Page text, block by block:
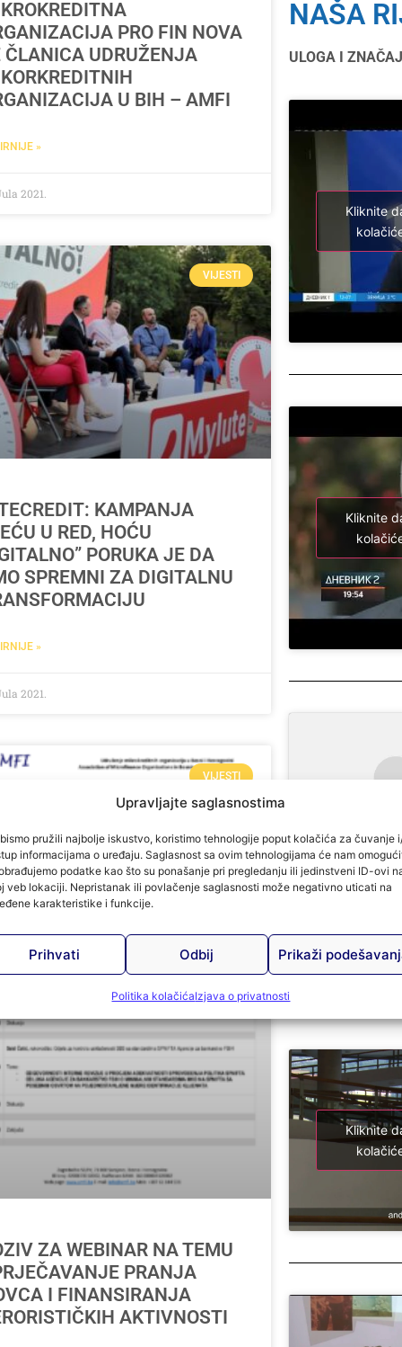
Upravljajte saglasnostima
pružili najbolje iskustvo, koristimo tehnologije poput kolačića za čuvanje
informacijama o uređaju. Saglasnost sa ovim tehnologijama će nam
podatke kao što su ponašanje pri pregledanju ili jedinstveni ID-ovi
veb lokaciji. Nepristanak ili povlačenje saglasnosti može negativno uticati na
karakteristike i funkcije.
Prihvati Odbij Prikaži
Politika kolačićaIzjava o privatnosti
PRO FIN NOVA
ČLANICA UDRUŽENJA
U BIH – AMFI
»
2021.
VIJESTI
KAMPANJA
U RED, HOĆU
PORUKA JE DA
SPREMNI ZA DIGITALNU
»
2021.
VIJESTI
ZA WEBINAR NA TEMU
PRANJA
I FINANSIRANJA
AKTIVNOSTI
NAŠA
ULOGA I
Kliknite
Kliknite
Preuzeto sa
Kliknite